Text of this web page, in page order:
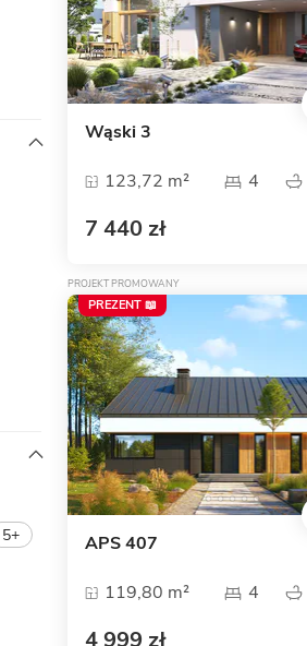
5+
Wąski 3
123,72 m² 4
7 440 zł
PROJEKT PROMOWANY
APS 407
119,80 m² 4
4 999 zł
PREZENT 📖